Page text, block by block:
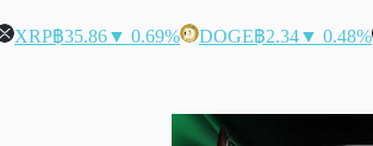
XRP฿35.86▼ 0.69% DOGE฿2.34▼ 0.48%